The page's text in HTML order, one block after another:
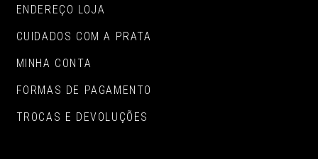
ENDEREÇO LOJA
CUIDADOS COM A PRATA
MINHA CONTA
FORMAS DE PAGAMENTO
TROCAS E DEVOLUÇÕES